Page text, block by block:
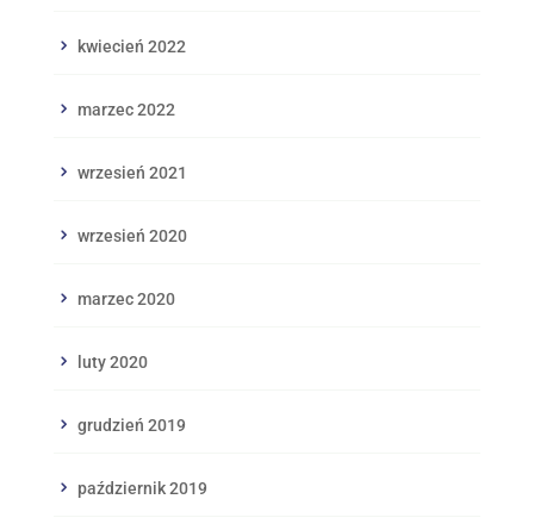
kwiecień 2022
marzec 2022
wrzesień 2021
wrzesień 2020
marzec 2020
luty 2020
grudzień 2019
październik 2019